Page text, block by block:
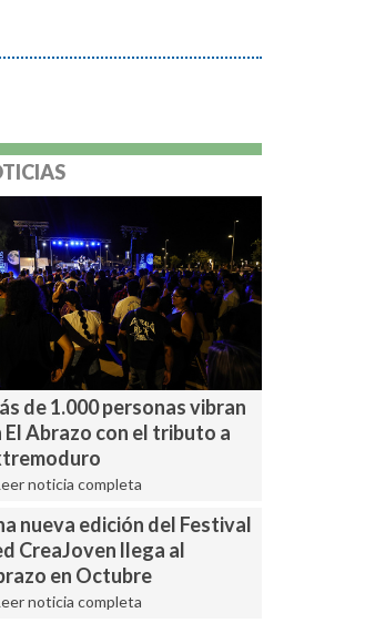
de 1.000 personas vibran
El Abrazo con el tributo a
noticia completa
nueva edición del Festival
CreaJoven llega al
en Octubre
noticia completa